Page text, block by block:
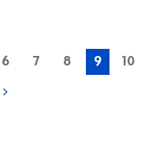
6 7 8 9 10